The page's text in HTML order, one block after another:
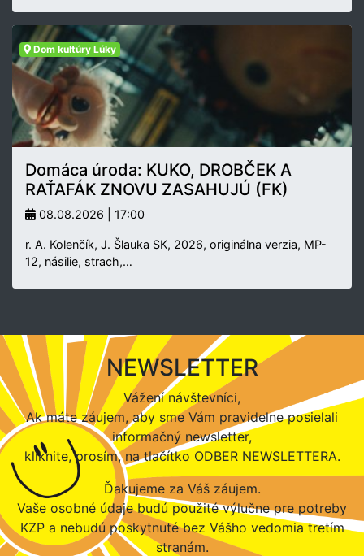
Dom kultúry Lúky
Domáca úroda: KUKO, DROBČEK A
RAŤAFÁK ZNOVU ZASAHUJÚ (FK)
08.08.2026 | 17:00
r. A. Kolenčík, J. Šlauka SK, 2026, originálna verzia, MP-
12, násilie, strach,…
NEWSLETTER
Vážení návštevníci,
Ak máte záujem, aby sme Vám pravidelne posielali
informačný newsletter,
kliknite, prosím, na tlačítko ODBER NEWSLETTERA.
Ďakujeme za Váš záujem.
Vaše osobné údaje budú použité výlučne pre potreby
KZP a nebudú poskytnuté bez Vášho vedomia tretím
stranám.